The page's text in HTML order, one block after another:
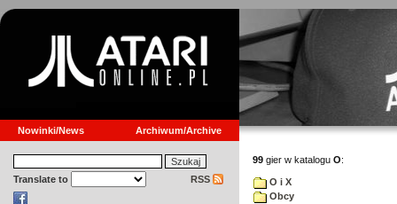
Nowinki/News Archiwum/Archive
Translate to RSS
99 gier w katalogu O:
O i X
Obcy